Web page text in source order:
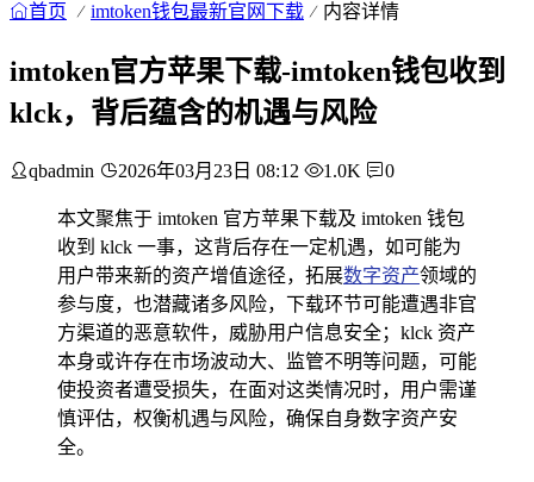
首页 imtoken钱包最新官网下载 内容详情
imtoken官方苹果下载-imtoken钱包收到
klck，背后蕴含的机遇与风险
qbadmin 2026年03月23日 08:12 1.0K 0
本文聚焦于 imtoken 官方苹果下载及 imtoken 钱包
收到 klck 一事，这背后存在一定机遇，如可能为
用户带来新的资产增值途径，拓展数字资产领域的
参与度，也潜藏诸多风险，下载环节可能遭遇非官
方渠道的恶意软件，威胁用户信息安全；klck 资产
本身或许存在市场波动大、监管不明等问题，可能
使投资者遭受损失，在面对这类情况时，用户需谨
慎评估，权衡机遇与风险，确保自身数字资产安
全。